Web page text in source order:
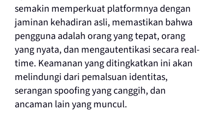
semakin memperkuat platformnya dengan
jaminan kehadiran asli, memastikan bahwa
pengguna adalah orang yang tepat, orang
yang nyata, dan mengautentikasi secara real-
time. Keamanan yang ditingkatkan ini akan
melindungi dari pemalsuan identitas,
serangan spoofing yang canggih, dan
ancaman lain yang muncul.